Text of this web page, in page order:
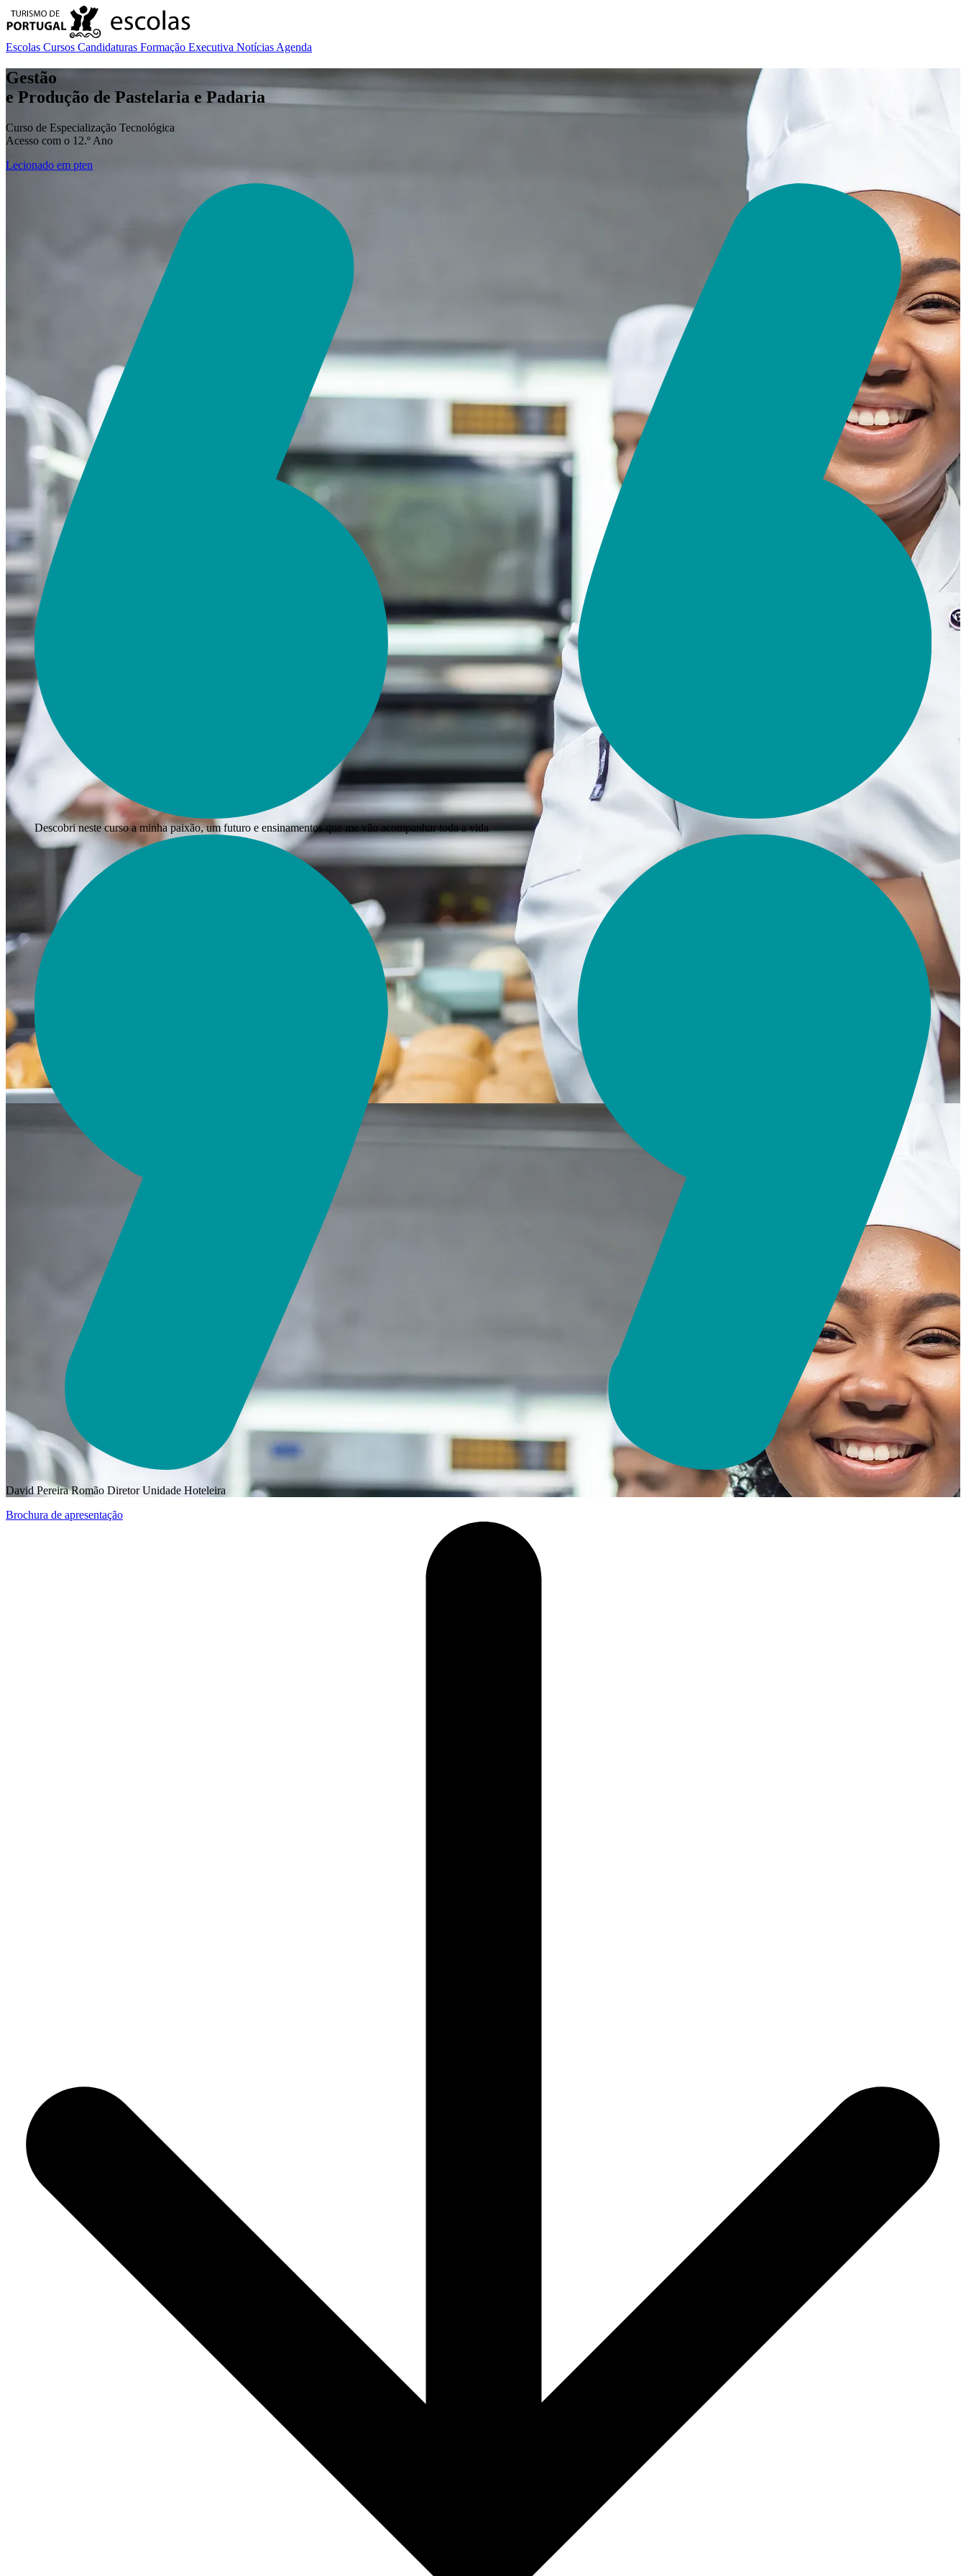
Escolas Cursos Candidaturas Formação Executiva Notícias Agenda
Gestão
e Produção de Pastelaria e Padaria
Curso de Especialização Tecnológica
Acesso com o 12.º Ano
Lecionado em pten
Descobri neste curso a minha paixão, um futuro e ensinamentos que me vão acompanhar toda a vida
David Pereira Romão Diretor Unidade Hoteleira
Brochura de apresentação